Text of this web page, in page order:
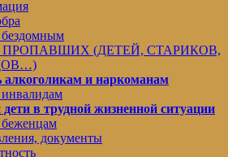
(ДЕТЕЙ, СТАРИКОВ,
и наркоманам
в трудной жизненной ситуации
документы